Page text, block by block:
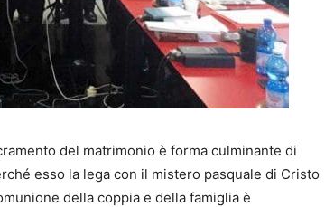
del matrimonio è forma culminante di
esso la lega con il mistero pasquale di Cristo
della coppia e della famiglia è